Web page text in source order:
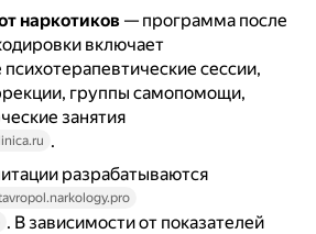
наркотиков — программа после
включает
сессии,
группы самопомощи,
занятия
.
разрабатываются
. В зависимости от показателей